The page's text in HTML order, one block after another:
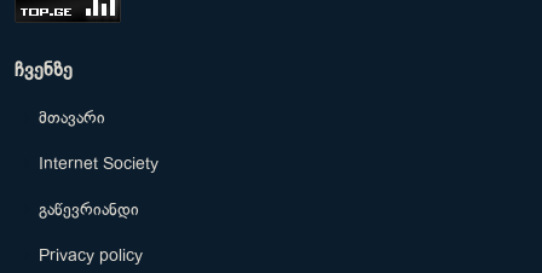
ჩვენზე
მთავარი
Internet Society
გაწევრიანდი
Privacy policy